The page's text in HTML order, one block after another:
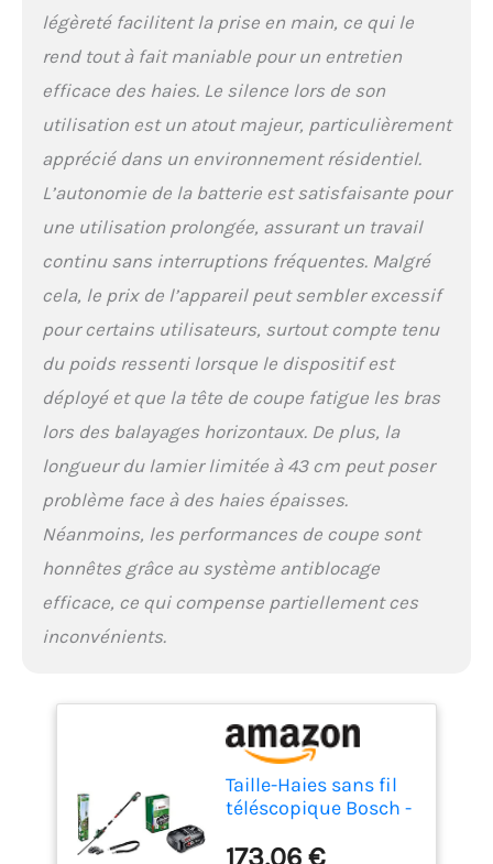
légèreté facilitent la prise en main, ce qui le
rend tout à fait maniable pour un entretien
efficace des haies. Le silence lors de son
utilisation est un atout majeur, particulièrement
apprécié dans un environnement résidentiel.
L’autonomie de la batterie est satisfaisante pour
une utilisation prolongée, assurant un travail
continu sans interruptions fréquentes. Malgré
cela, le prix de l’appareil peut sembler excessif
pour certains utilisateurs, surtout compte tenu
du poids ressenti lorsque le dispositif est
déployé et que la tête de coupe fatigue les bras
lors des balayages horizontaux. De plus, la
longueur du lamier limitée à 43 cm peut poser
problème face à des haies épaisses.
Néanmoins, les performances de coupe sont
honnêtes grâce au système antiblocage
efficace, ce qui compense partiellement ces
inconvénients.
Taille-Haies sans fil
téléscopique Bosch -
18 (1 Batterie 18 V 2,5
173,06 €